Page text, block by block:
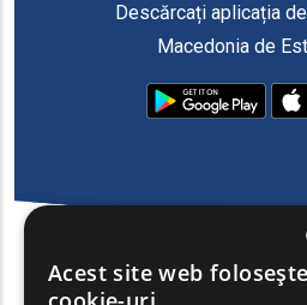
Descărcați aplicația
Macedonia de
Acest site web folosește